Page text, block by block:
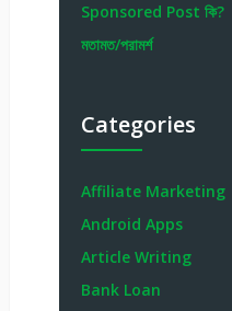
Sponsored Post কি?
মতামত/পরামর্শ
Categories
Affiliate Marketing
Android Apps
Article Writing
Bank Loan